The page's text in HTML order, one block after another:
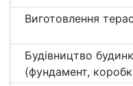
Виготовлення
Будівництво
(фундамент,